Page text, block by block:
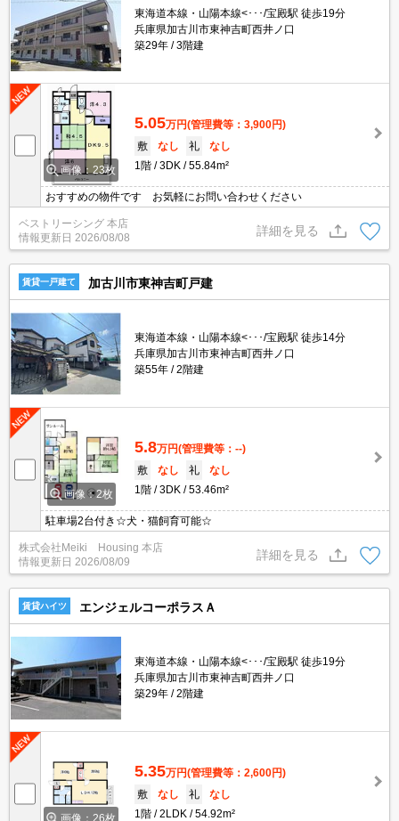
東海道本線・山陽本線<･･･/宝殿駅 徒歩19分
兵庫県加古川市東神吉町西井ノ口
築29年
3階建
画像：23枚
5.05万円(管理費等：3,900円)
敷
なし 礼
なし
1階
3DK 55.84m²
おすすめの物件です お気軽にお問い合わせください
ベストリーシング 本店
情報更新日 2026/08/08
詳細を見る
賃貸一戸建て 加古川市東神吉町戸建
東海道本線・山陽本線<･･･/宝殿駅 徒歩14分
兵庫県加古川市東神吉町西井ノ口
築55年
2階建
画像：2枚
5.8万円(管理費等：--)
敷
なし 礼
なし
1階
3DK 53.46m²
駐車場2台付き☆犬・猫飼育可能☆
株式会社Meiki Housing 本店
情報更新日 2026/08/09
詳細を見る
賃貸ハイツ エンジェルコーポラスＡ
東海道本線・山陽本線<･･･/宝殿駅 徒歩19分
兵庫県加古川市東神吉町西井ノ口
築29年
2階建
画像：26枚
5.35万円(管理費等：2,600円)
敷
なし 礼
なし
1階
2LDK 54.92m²